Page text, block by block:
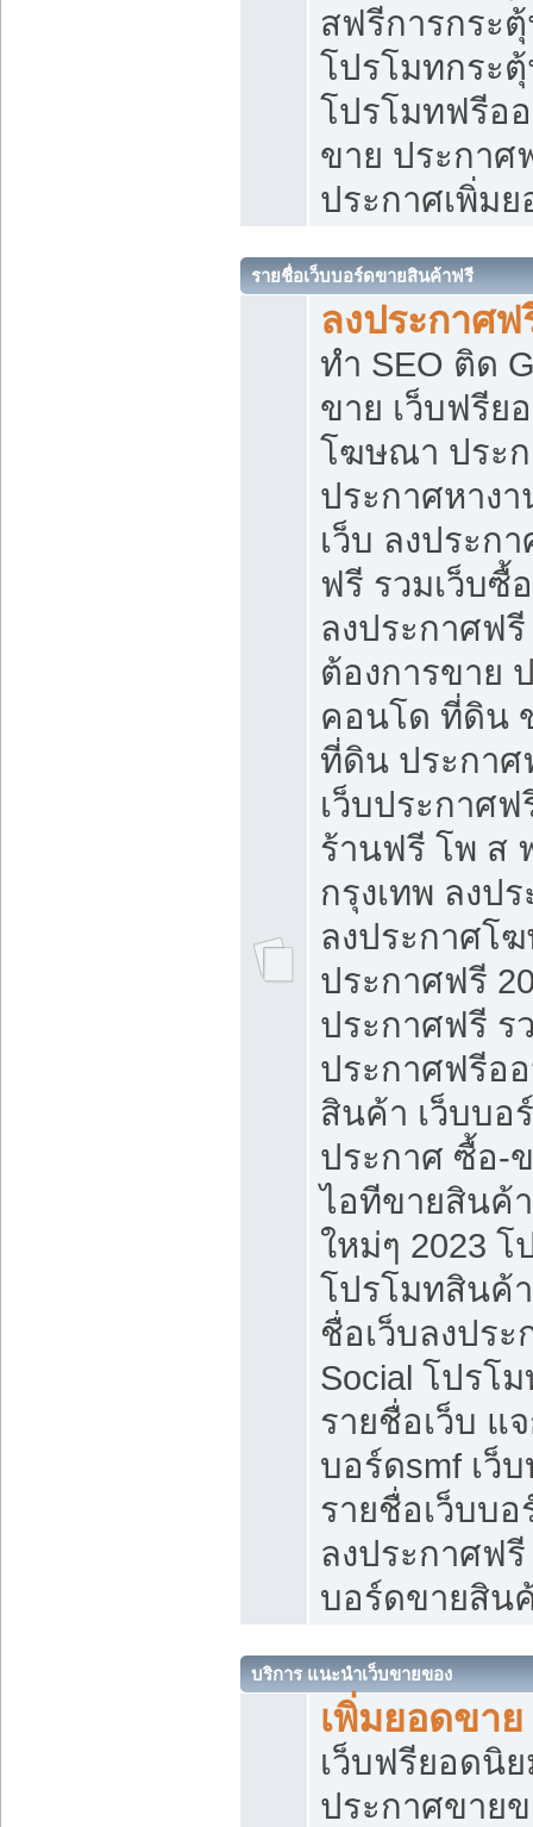
สฟรีการกระ
โปรโมทกระ
โปรโมทฟรีอ
ขาย ประกาศ
ประกาศเพิ่ม
รายชื่อเว็บบอร์ดขายสินค้าฟรี
ลงประกาศฟ
ทำ SEO ติด
ขาย เว็บฟรีย
โฆษณา ประ
ประกาศหาง
เว็บ ลงประก
ฟรี รวมเว็บซื้
ลงประกาศฟ
ต้องการขาย
คอนโด ที่ดิน
ที่ดิน ประกา
เว็บประกาศ
ร้านฟรี โพ ส
กรุงเทพ ลงป
ลงประกาศโ
ประกาศฟรี
ประกาศฟรี ร
ประกาศฟรีอ
สินค้า เว็บบอ
ประกาศ ซื้อ-
ไอทีขายสินค้
ใหม่ๆ 2023
โปรโมทสินค้
ชื่อเว็บลงปร
Social โปรโ
รายชื่อเว็บ แ
บอร์ดsmf เว็
รายชื่อเว็บบ
ลงประกาศฟรี
บอร์ดขายสิน
บริการ แนะนำเว็บขายของ
เพิ่มยอดขา
เว็บฟรียอดนิ
ประกาศขาย